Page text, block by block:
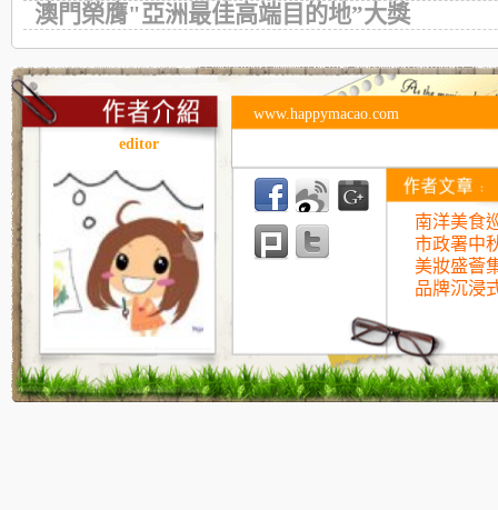
澳門榮膺"亞洲最佳高端目的地”大獎
editor
www.happymacao.com
南洋美食
市政署中
美妝盛薈
品牌沉浸